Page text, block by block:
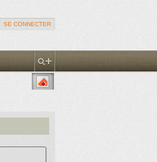
SE CONNECTER